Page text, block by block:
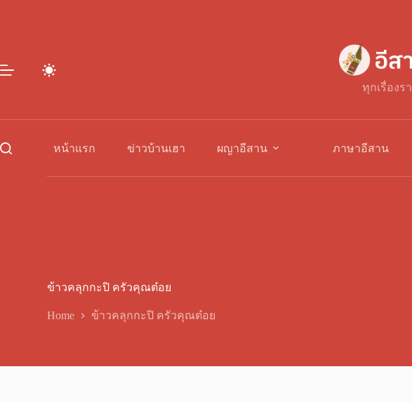
ทุกเรื่องร
หน้าแรก ข่าวบ้านเฮา ผญาอีสาน ภาษาอีสาน
ข้าวคลุกกะปิ ครัวคุณต๋อย
Home ข้าวคลุกกะปิ ครัวคุณต๋อย